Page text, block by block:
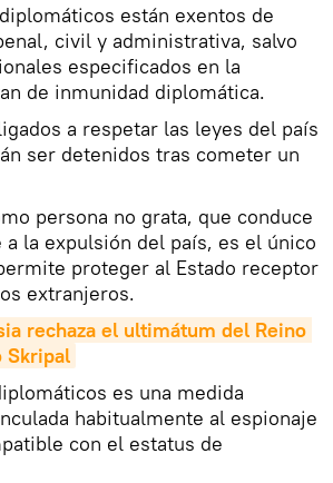
están exentos de
civil y administrativa, salvo
especificados en la
de inmunidad diplomática.
a respetar las leyes del país
ser detenidos tras cometer un
persona no grata, que conduce
la expulsión del país, es el único
proteger al Estado receptor
extranjeros.
rechaza el ultimátum del Reino
Skripal
es una medida
habitualmente al espionaje
con el estatus de